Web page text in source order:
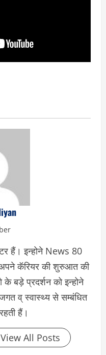
हैं। इन्होने News 80
कॅरियर की शुरुआत की
के बड़े प्रदर्शन को इन्होने
व् स्वास्थ्य से सम्बंधित
हैं।
View All Posts